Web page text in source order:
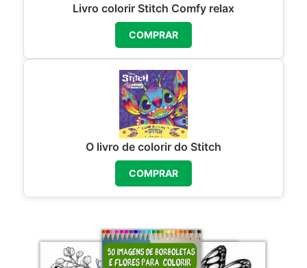
Livro colorir Stitch Comfy relax
COMPRAR
O livro de colorir do Stitch
COMPRAR